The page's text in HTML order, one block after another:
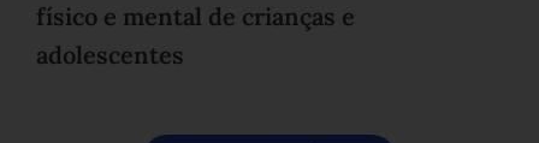
físico e mental de crianças e
adolescentes